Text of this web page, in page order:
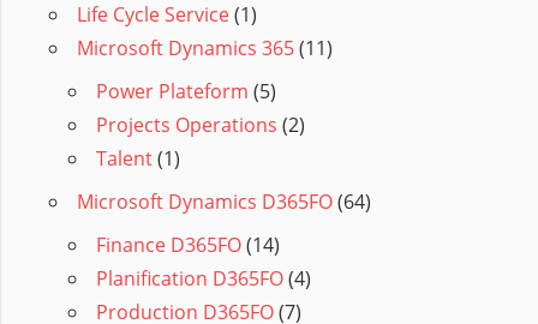
Life Cycle Service(1)
Microsoft Dynamics 365(11)
Power Plateform (5)
Projects Operations (2)
Talent(1)
Microsoft Dynamics D365FO(64)
Finance D365FO(14)
Planification D365FO(4)
Production D365FO(7)